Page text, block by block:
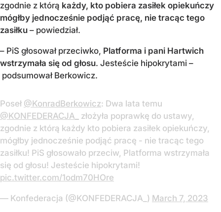
zgodnie z którą każdy, kto pobiera zasiłek opiekuńczy
mógłby jednocześnie podjąć pracę, nie tracąc tego
zasiłku – powiedział.
– PiS głosował przeciwko, Platforma i pani Hartwich
wstrzymała się od głosu. Jesteście hipokrytami –
podsumował Berkowicz.
Poseł @KonradBerkowicz: Dwa lata temu
@KONFEDERACJA_
złożyła poprawkę do ustawy,
zgodnie z którą każdy kto pobiera zasiłek opiekuńczy,
mógłby jednocześnie podjąć pracę - nie tracąc tego
zasiłku! PiS głosowało przeciw, Platforma wstrzymała
się od głosu! Jesteście hipokrytami!
pic.twitter.com/1odm70HOre
— Konfederacja (@KONFEDERACJA_) March 7, 2023